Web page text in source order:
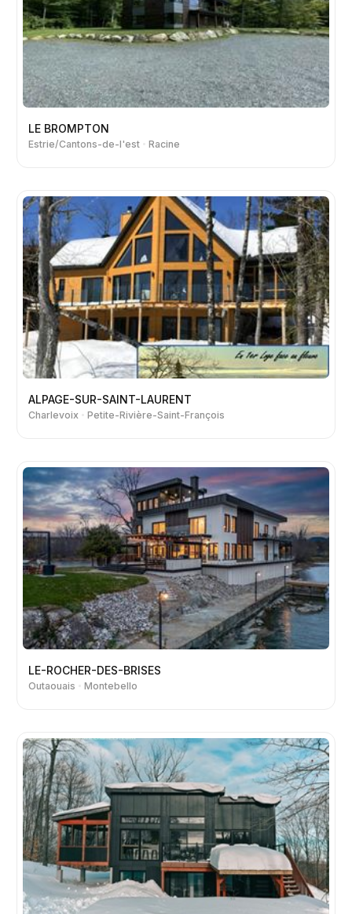
LE BROMPTON
Estrie/Cantons-de-l'est Racine
ALPAGE-SUR-SAINT-LAURENT
Charlevoix Petite-Rivière-Saint-François
LE-ROCHER-DES-BRISES
Outaouais Montebello